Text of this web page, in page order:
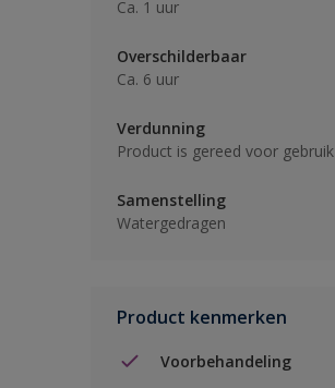
Ca. 1 uur
Overschilderbaar
Ca. 6 uur
Verdunning
Product is gereed voor gebruik
Samenstelling
Watergedragen
Product kenmerken
Voorbehandeling